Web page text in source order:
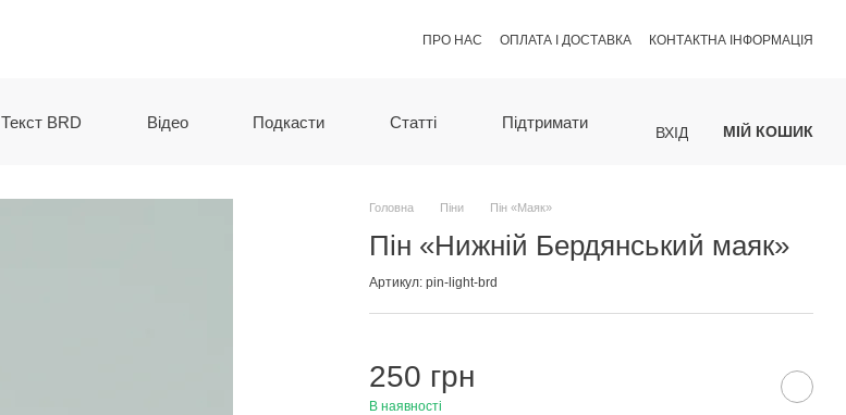
ПРО НАС ОПЛАТА І ДОСТАВКА КОНТАКТНА ІНФОРМАЦІЯ
Текст BRD Відео Подкасти Статті Підтримати
ВХІД МІЙ КОШИК
Головна Піни Пін «Маяк»
Пін «Нижній Бердянський маяк»
Артикул: pin-light-brd
250 грн
В наявності